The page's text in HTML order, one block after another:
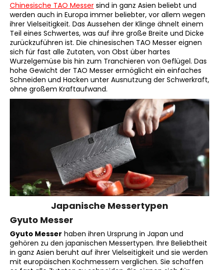
Chinesische TAO Messer sind in ganz Asien beliebt und
werden auch in Europa immer beliebter, vor allem wegen
ihrer Vielseitigkeit. Das Aussehen der Klinge ähnelt einem
Teil eines Schwertes, was auf ihre große Breite und Dicke
zurückzuführen ist. Die chinesischen TAO Messer eignen
sich für fast alle Zutaten, von Obst über hartes
Wurzelgemüse bis hin zum Tranchieren von Geflügel. Das
hohe Gewicht der TAO Messer ermöglicht ein einfaches
Schneiden und Hacken unter Ausnutzung der Schwerkraft,
ohne großem Kraftaufwand.
Japanische Messertypen
Gyuto Messer
Gyuto Messer haben ihren Ursprung in Japan und
gehören zu den japanischen Messertypen. Ihre Beliebtheit
in ganz Asien beruht auf ihrer Vielseitigkeit und sie werden
mit europäischen Kochmessern verglichen. Sie schaffen